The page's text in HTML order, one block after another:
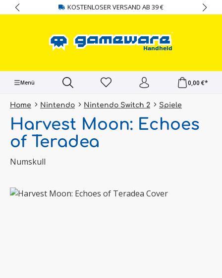
springen KOSTENLOSER VERSAND AB 39 €
Menü 0,00 €*
Home Nintendo Nintendo Switch 2 Spiele
Harvest Moon: Echoes
of Teradea
Numskull
Bildergalerie überspringen